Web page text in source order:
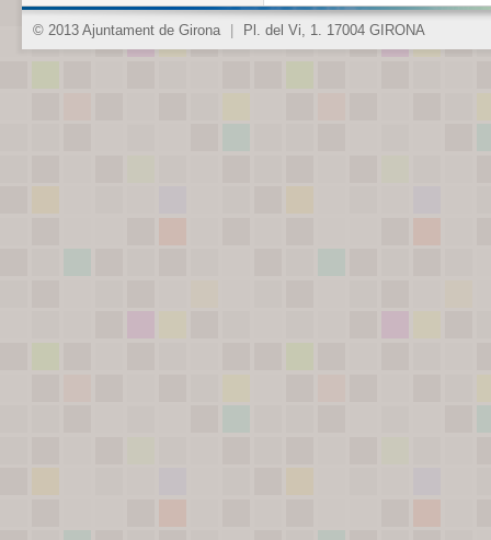
© 2013 Ajuntament de Girona Pl. del Vi, 1. 17004 GIRONA